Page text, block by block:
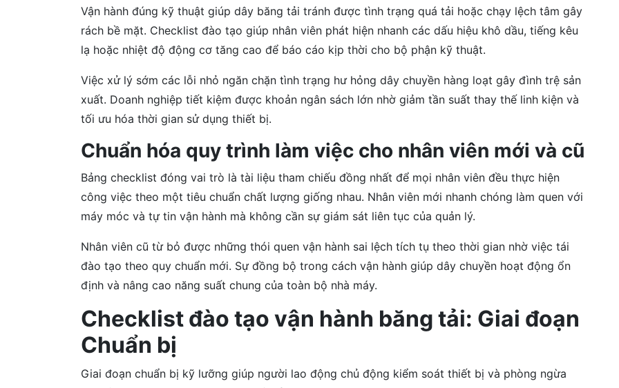
Vận hành đúng kỹ thuật giúp dây băng tải tránh được tình trạng quá tải hoặc chạy lệch tâm gây
rách bề mặt. Checklist đào tạo giúp nhân viên phát hiện nhanh các dấu hiệu khô dầu, tiếng kêu
lạ hoặc nhiệt độ động cơ tăng cao để báo cáo kịp thời cho bộ phận kỹ thuật.
Việc xử lý sớm các lỗi nhỏ ngăn chặn tình trạng hư hỏng dây chuyền hàng loạt gây đình trệ sản
xuất. Doanh nghiệp tiết kiệm được khoản ngân sách lớn nhờ giảm tần suất thay thế linh kiện và
tối ưu hóa thời gian sử dụng thiết bị.
Chuẩn hóa quy trình làm việc cho nhân viên mới và cũ
Bảng checklist đóng vai trò là tài liệu tham chiếu đồng nhất để mọi nhân viên đều thực hiện
công việc theo một tiêu chuẩn chất lượng giống nhau. Nhân viên mới nhanh chóng làm quen với
máy móc và tự tin vận hành mà không cần sự giám sát liên tục của quản lý.
Nhân viên cũ từ bỏ được những thói quen vận hành sai lệch tích tụ theo thời gian nhờ việc tái
đào tạo theo quy chuẩn mới. Sự đồng bộ trong cách vận hành giúp dây chuyền hoạt động ổn
định và nâng cao năng suất chung của toàn bộ nhà máy.
Checklist đào tạo vận hành băng tải: Giai đoạn
Chuẩn bị
Giai đoạn chuẩn bị kỹ lưỡng giúp người lao động chủ động kiểm soát thiết bị và phòng ngừa